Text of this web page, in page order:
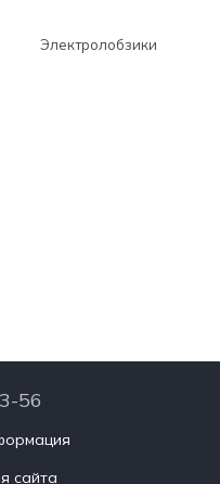
Электролобзики
56
сайта